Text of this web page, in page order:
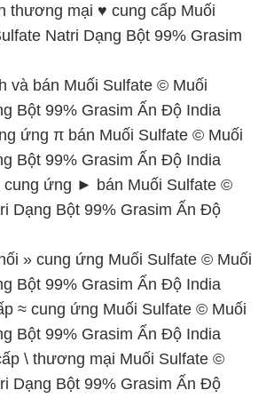
thương mại ♥ cung cấp Muối
Natri Dạng Bột 99% Grasim
và bán Muối Sulfate © Muối
Bột 99% Grasim Ấn Độ India
ứng π bán Muối Sulfate © Muối
Bột 99% Grasim Ấn Độ India
cung ứng ► bán Muối Sulfate ©
Dạng Bột 99% Grasim Ấn Độ
» cung ứng Muối Sulfate © Muối
Bột 99% Grasim Ấn Độ India
≈ cung ứng Muối Sulfate © Muối
Bột 99% Grasim Ấn Độ India
\ thương mại Muối Sulfate ©
Dạng Bột 99% Grasim Ấn Độ